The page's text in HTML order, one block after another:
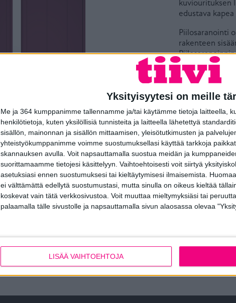
Yksityisyytesi on meille
Me ja 364 kumppanimme tallennamme ja/tai käytämme tietoja laitteella,
henkilötietoja, kuten yksilöllisiä tunnisteita ja laitteella lähetettyä
sisällön, mainonnan ja sisällön mittaamisen, yleisötutkimusten ja
yhteistyökumppanimme voimme suostumuksellasi käyttää tarkkoja
skannauksen avulla. Voit napsauttamalla suostua meidän ja
suorittamaamme tietojesi käsittelyyn. Vaihtoehtoisesti voit siirtyä
asetuksiasi ennen suostumuksesi tai kieltäytymisesi ilmaisemista.
ei välttämättä edellytä suostumustasi, mutta sinulla on oikeus kieltää
koskevat vain tätä verkkosivustoa. Voit muuttaa mieltymyksiäsi tai
palaamalla tälle sivustolle ja napsauttamalla sivun alaosassa olevaa
LISÄÄ VAIHTOEHTOJA
kuviourituksen
edustava
Piilosaranointi
rakenteen
kevyt ja
Tähän malliin
tyyliä ovesi
kruunaa kotisi
käyttämisestä